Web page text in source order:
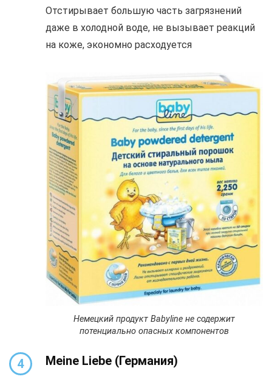
Отстирывает большую часть загрязнений
даже в холодной воде, не вызывает реакций
на коже, экономно расходуется
Немецкий продукт Babyline не содержит
потенциально опасных компонентов
4 Meine Liebe (Германия)